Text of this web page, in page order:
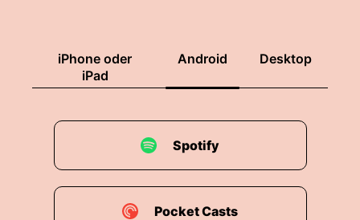
iPhone oder
iPad
Android Desktop
Spotify
Pocket Casts